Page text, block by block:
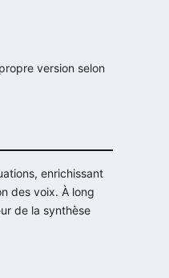
version selon
enrichissant
des voix. À long
de la synthèse